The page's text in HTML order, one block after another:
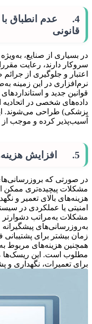
4. عدم انطباق با
قانونی
در بسیاری از صنایع،
سروکار دارند، رعایت
اعتبار و جلوگیری از
نرم‌افزاری در این زمینه
پزشکی) طراحی می‌شوند.
آسیب‌پذیر کرده و موجب
5. افزایش هزینه‌های تعمیر و نگهداری
در صورتی که
مشکلات پیچیده‌تری ممکن
هزینه‌های بالای تعمیر و
امنیتی یا عملکردی در
مشکلات به‌مراتب دشوارتر
به‌روزرسانی‌های
زمان بیشتر برای
همچنین هزینه‌های مربوط
مطلوب است. این ریسک‌ها
برای تعمیرات، نگهداری و